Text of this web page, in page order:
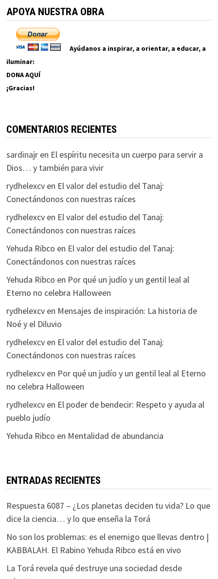
APOYA NUESTRA OBRA
Ayúdanos a inspirar, a orientar, a educar, a
iluminar:
DONA AQUÍ
¡Gracias!
COMENTARIOS RECIENTES
sardinajren El espíritu necesita un cuerpo para servir a
Dios… y también para vivir
rydhelexcven El valor del estudio del Tanaj:
Conectándonos con nuestras raíces
rydhelexcven El valor del estudio del Tanaj:
Conectándonos con nuestras raíces
Yehuda Ribco en El valor del estudio del Tanaj:
Conectándonos con nuestras raíces
Yehuda Ribco en Por qué un judío y un gentil leal al
Eterno no celebra Halloween
rydhelexcven Mensajes de inspiración: La historia de
Noé y el Diluvio
rydhelexcven El valor del estudio del Tanaj:
Conectándonos con nuestras raíces
rydhelexcven Por qué un judío y un gentil leal al Eterno
no celebra Halloween
rydhelexcven El poder de bendecir: Respeto y ayuda al
pueblo judío
Yehuda Ribco en Mentalidad de abundancia
ENTRADAS RECIENTES
Respuesta 6087 – ¿Los planetas deciden tu vida? Lo que
dice la ciencia… y lo que enseña la Torá
No son los problemas: es el enemigo que llevas dentro |
KABBALAH. El Rabino Yehuda Ribco está en vivo
La Torá revela qué destruye una sociedad desde